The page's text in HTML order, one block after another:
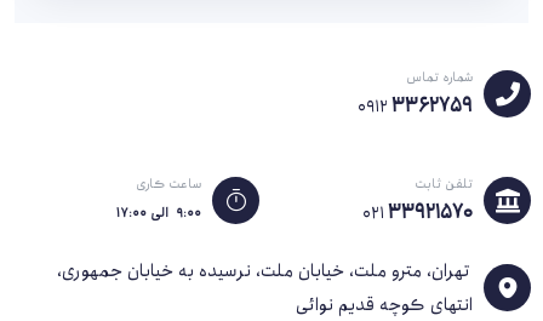
شماره تماس
09123362759
تلفن ثابت
02133921570
ساعت کاری
۹:۰۰ الی ۱۷:۰۰
تهران، مترو ملت، خیابان ملت، نرسیده به خیابان جمهوری،
انتهای کوچه قدیم نوائی